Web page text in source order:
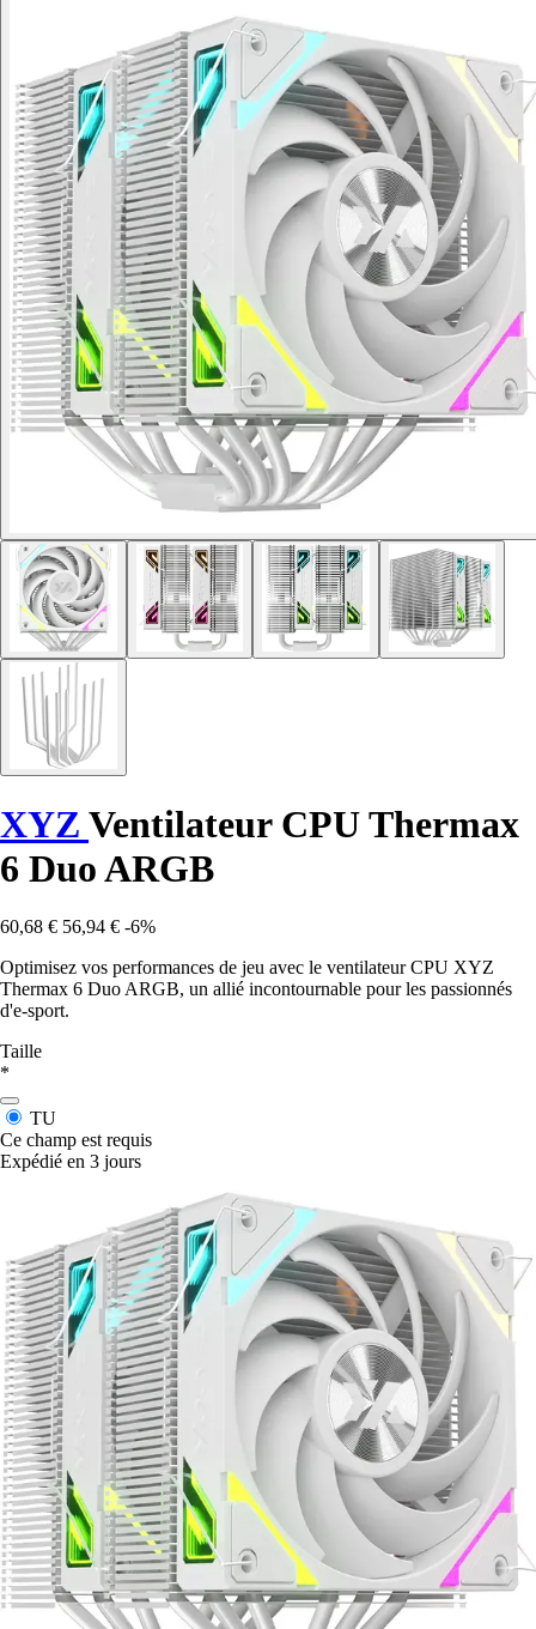
XYZ Ventilateur CPU Thermax
6 Duo ARGB
60,68 € 56,94 € -6%
Optimisez vos performances de jeu avec le ventilateur CPU XYZ
Thermax 6 Duo ARGB, un allié incontournable pour les passionnés
d'e-sport.
Taille
*
TU
Ce champ est requis
Expédié en 3 jours